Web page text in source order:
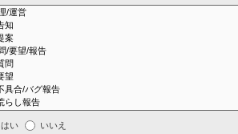
はい いいえ